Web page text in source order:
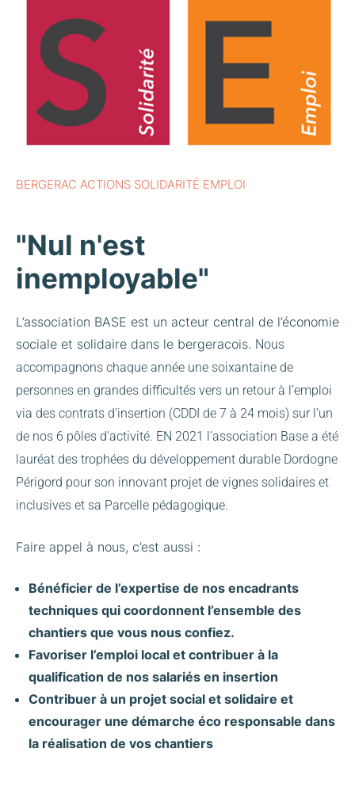
BERGERAC ACTIONS SOLIDARITÉ EMPLOI
"Nul n'est
inemployable"
L’association BASE est un acteur central de l’économie
sociale et solidaire dans le bergeracois. Nous
accompagnons chaque année une soixantaine de
personnes en grandes difficultés vers un retour à l’emploi
via des contrats d’insertion (CDDI de 7 à 24 mois) sur l’un
de nos 6 pôles d’activité. EN 2021 l’association Base a été
lauréat des trophées du développement durable Dordogne
Périgord pour son innovant projet de vignes solidaires et
inclusives et sa Parcelle pédagogique.
Faire appel à nous, c’est aussi :
Bénéficier de l’expertise de nos encadrants
techniques qui coordonnent l’ensemble des
chantiers que vous nous confiez.
Favoriser l’emploi local et contribuer à la
qualification de nos salariés en insertion
Contribuer à un projet social et solidaire et
encourager une démarche éco responsable dans
la réalisation de vos chantiers